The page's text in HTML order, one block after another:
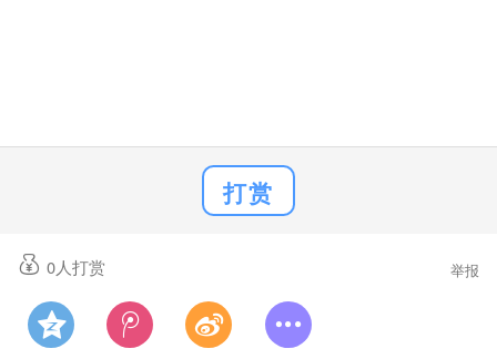
打赏
0人打赏 举报